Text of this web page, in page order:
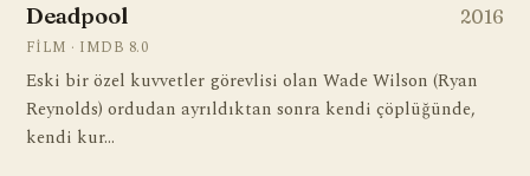
Deadpool 2016
FILM · IMDB 8.0
Eski bir özel kuvvetler görevlisi olan Wade Wilson (Ryan
Reynolds) ordudan ayrıldıktan sonra kendi çöplüğünde,
kendi kur…